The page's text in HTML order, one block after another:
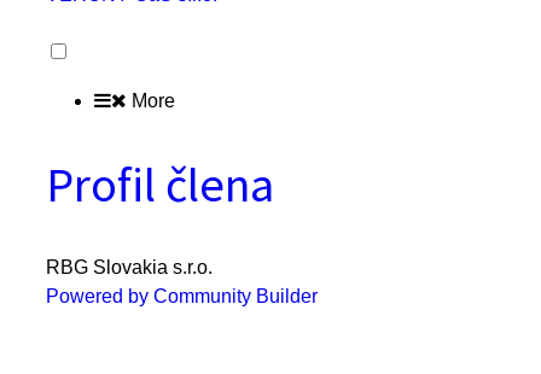
More
Profil člena
RBG Slovakia s.r.o.
Powered by Community Builder